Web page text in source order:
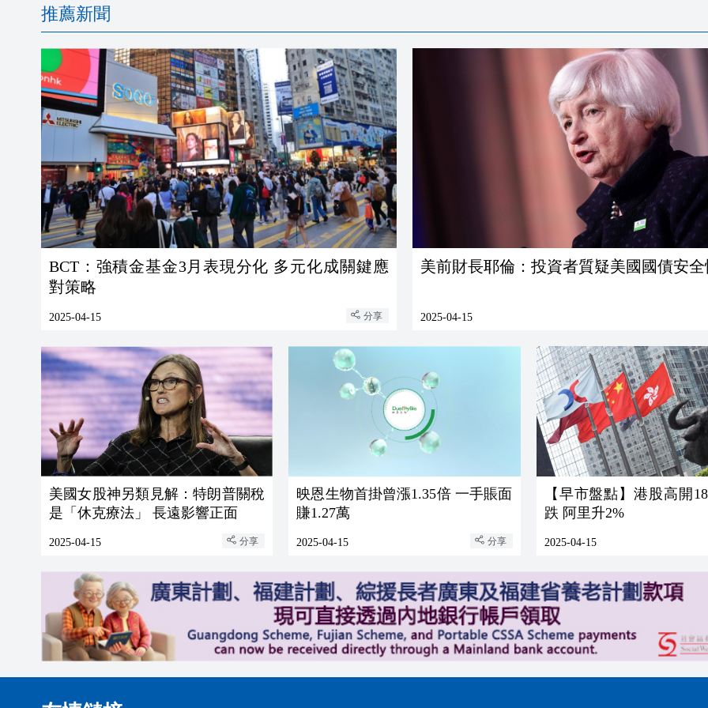
推薦新聞
BCT：強積金基金3月表現分化 多元化成關鍵應
對策略
2025-04-15 分享
美前財長耶倫：投資者質疑美國國債安全
2025-04-15
美國女股神另類見解：特朗普關稅
是「休克療法」 長遠影響正面
2025-04-15 分享
映恩生物首掛曾漲1.35倍 一手賬面
賺1.27萬
2025-04-15 分享
【早市盤點】港股高開
跌 阿里升2%
2025-04-15